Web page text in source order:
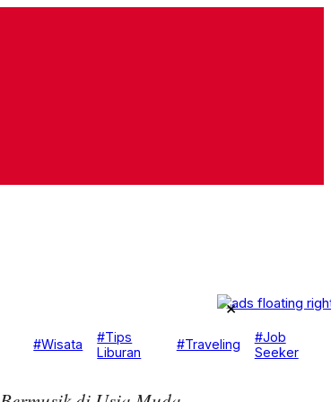
#Wisata
#Tips
Liburan
#Traveling
#Job
Seeker
×